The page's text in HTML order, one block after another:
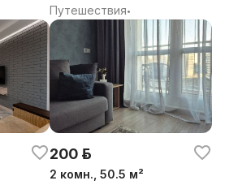
Путешествия•
200 р.
2 комн., 50.5 м²